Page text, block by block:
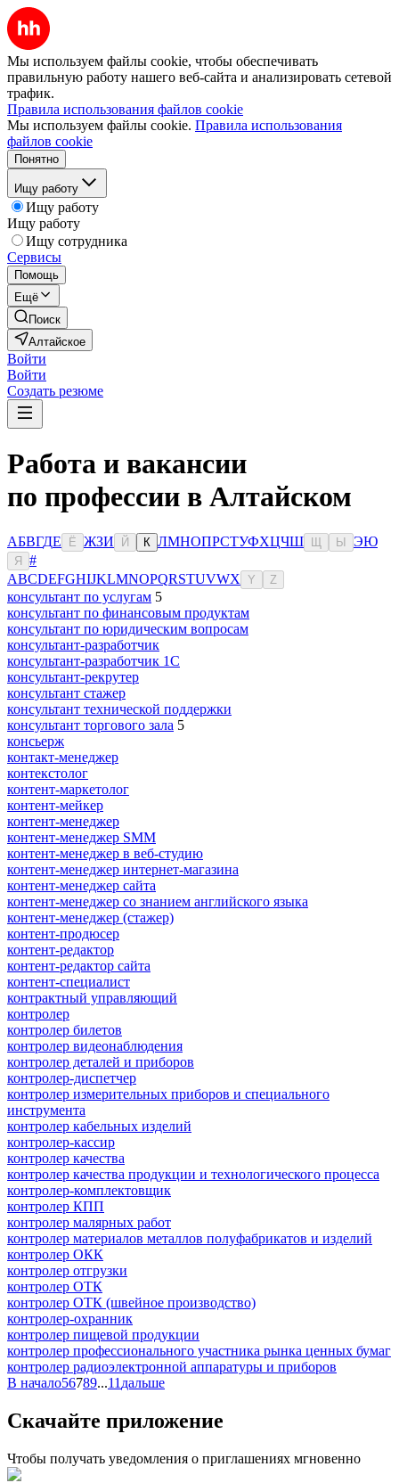
Мы используем файлы cookie, чтобы обеспечивать
правильную работу нашего веб-сайта и анализировать сетевой
трафик.
Правила использования файлов cookie
Мы используем файлы cookie. Правила использования
файлов cookie
Понятно
Ищу работу
Ищу работу
Ищу работу
Ищу сотрудника
Сервисы
Помощь
Ещё
Поиск
Алтайское
Войти
Войти
Создать резюме
Работа и вакансии
по профессии в Алтайском
АБВГДЕ Ё ЖЗИ Й К ЛМНОПРСТУФХЦЧШ Ы ЭЮ
Я
#
ABCDEFGHIJKLMNOPQRSTUVWX Y Z
консультант по услугам 5
консультант по финансовым продуктам
консультант по юридическим вопросам
консультант-разработчик
консультант-разработчик 1С
консультант-рекрутер
консультант стажер
консультант технической поддержки
консультант торгового зала 5
консьерж
контакт-менеджер
контекстолог
контент-маркетолог
контент-мейкер
контент-менеджер
контент-менеджер SMM
контент-менеджер в веб-студию
контент-менеджер интернет-магазина
контент-менеджер сайта
контент-менеджер со знанием английского языка
контент-менеджер (стажер)
контент-продюсер
контент-редактор
контент-редактор сайта
контент-специалист
контрактный управляющий
контролер
контролер билетов
контролер видеонаблюдения
контролер деталей и приборов
контролер-диспетчер
контролер измерительных приборов и специального
инструмента
контролер кабельных изделий
контролер-кассир
контролер качества
контролер качества продукции и технологического процесса
контролер-комплектовщик
контролер КПП
контролер малярных работ
контролер материалов металлов полуфабрикатов и изделий
контролер ОКК
контролер отгрузки
контролер ОТК
контролер ОТК (швейное производство)
контролер-охранник
контролер пищевой продукции
контролер профессионального участника рынка ценных бумаг
контролер радиоэлектронной аппаратуры и приборов
В начало56789...11 дальше
Скачайте приложение
Чтобы получать уведомления о приглашениях мгновенно